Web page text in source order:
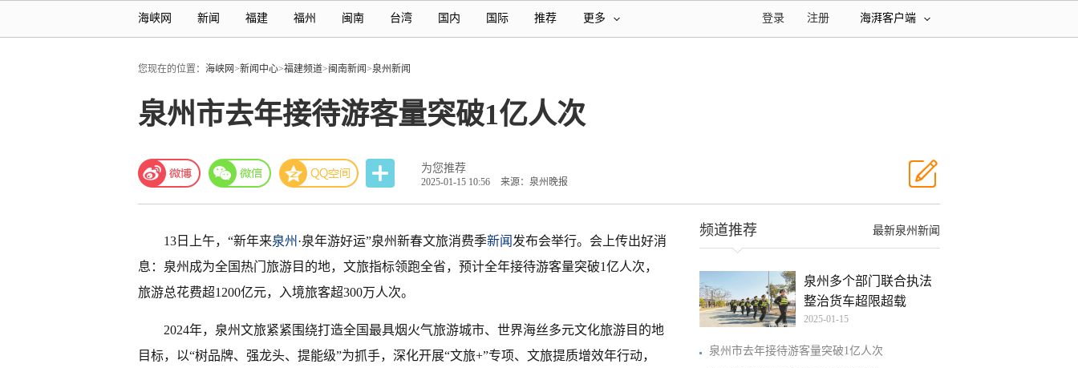
海峡网 新闻 福建 福州 闽南 台湾 国内 国际 推荐 更多 海湃客户端
注册
登录
您现在的位置： 海峡网>新闻中心>福建频道>闽南新闻>泉州新闻
泉州市去年接待游客量突破1亿人次
为您推荐
2025-01-15 10:56 来源：泉州晚报
13日上午，“新年来泉州 ·泉年游好运”泉州新春文旅消费季新闻 发布会举行。会上传出好消
息：泉州成为全国热门旅游目的地，文旅指标领跑全省，预计全年接待游客量突破1亿人次，
旅游总花费超1200亿元，入境旅客超300万人次。
2024年，泉州文旅紧紧围绕打造全国最具烟火气旅游城市、世界海丝多元文化旅游目的地
目标，以“树品牌、强龙头、提能级”为抓手，深化开展“文旅+”专项、文旅提质增效年行动，
最新泉州新闻
频道推荐
泉州多个部门联合执法
整治货车超限超载
2025-01-15
泉州市去年接待游客量突破1亿人次